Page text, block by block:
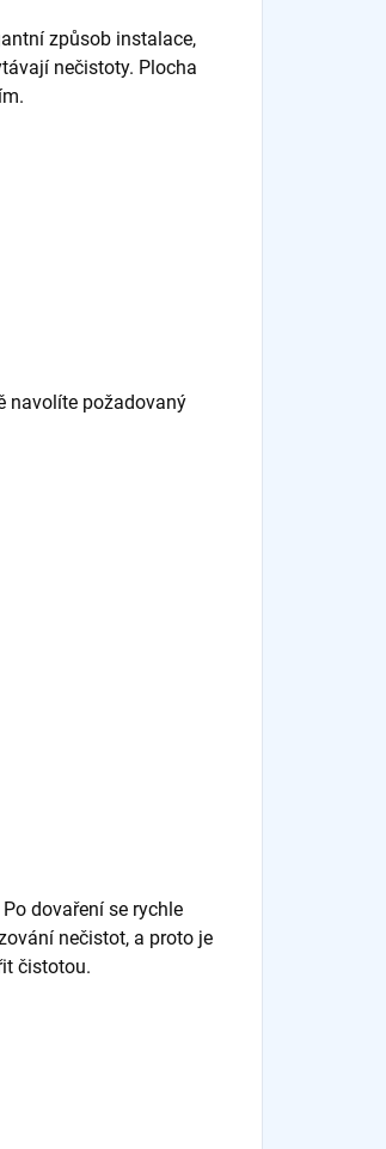
způsob instalace,
nečistoty. Plocha
navolíte požadovaný
dovaření se rychle
nečistot, a proto je
čistotou.